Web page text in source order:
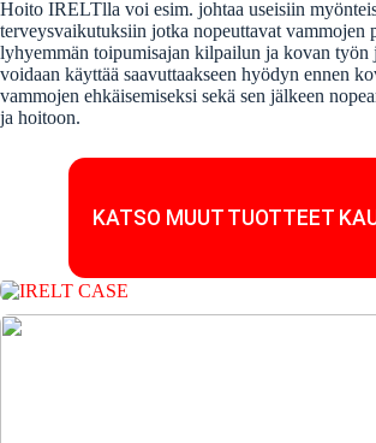
Hoito IRELTlla voi esim. johtaa useisiin
terveysvaikutuksiin jotka nopeuttavat vammojen
lyhyemmän toipumisajan kilpailun ja kovan työn
voidaan käyttää saavuttaakseen hyödyn ennen
vammojen ehkäisemiseksi sekä sen jälkeen
ja hoitoon.
KATSO MUUT TUOTTEET